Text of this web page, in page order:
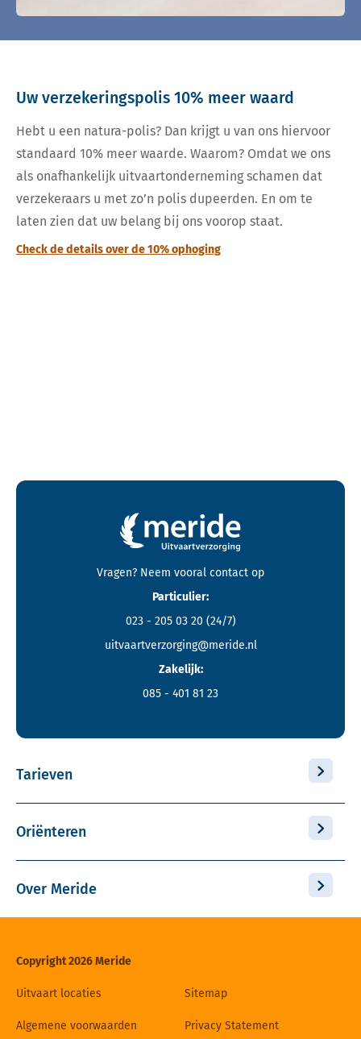
Uw verzekeringspolis 10% meer waard
Hebt u een natura-polis? Dan krijgt u van ons hiervoor
standaard 10% meer waarde. Waarom? Omdat we ons
als onafhankelijk uitvaartonderneming schamen dat
verzekeraars u met zo’n polis dupeerden. En om te
laten zien dat uw belang bij ons voorop staat.
Check de details over de 10% ophoging
Contactgegevens en footer menu van Meride
Vragen? Neem vooral contact op
Particulier:
023 - 205 03 20 (24/7)
uitvaartverzorging@meride.nl
Zakelijk:
085 - 401 81 23
Tarieven
Oriënteren
Over Meride
Copyright 2026 Meride
Uitvaart locaties Sitemap
Algemene voorwaarden Privacy Statement